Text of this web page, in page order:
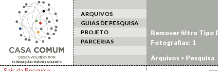
ARQUIVOS
GUIAS DE PESQUISA
PROJETO
PARCERIAS
Arquivos > Pesquisa
Remover filtro Tipo
Fotografias: 1